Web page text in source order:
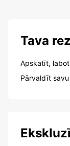
Tava
Apskatīt,
Pārvaldīt